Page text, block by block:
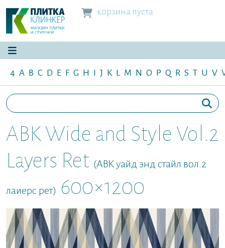
корзина пуста
4 A B C D E F G H I J K L M N O P Q R S T U V
ABK Wide and Style Vol.2
Layers Ret (ABK уайд энд стайл вол.2
лаиерс рет) 600×1200